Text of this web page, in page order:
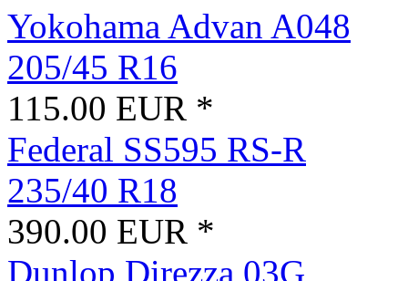
Yokohama Advan A048
205/45 R16
115.00 EUR *
Federal SS595 RS-R
235/40 R18
390.00 EUR *
Dunlop Direzza 03G